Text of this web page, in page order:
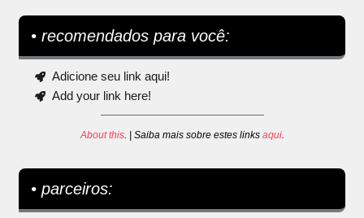
• recomendados para você:
Adicione seu link aqui!
Add your link here!
About this. | Saiba mais sobre estes links aqui.
• parceiros: